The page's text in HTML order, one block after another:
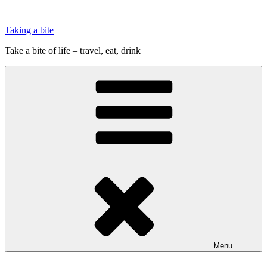
indhold
Taking a bite
Take a bite of life – travel, eat, drink
Menu